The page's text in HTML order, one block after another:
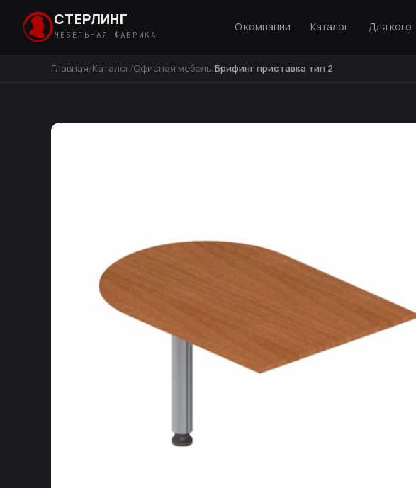
СТЕРЛИНГ
МЕБЕЛЬНАЯ ФАБРИКА
О компании Каталог Для кого
Главная Каталог Офисная мебель Брифинг приставка тип 2